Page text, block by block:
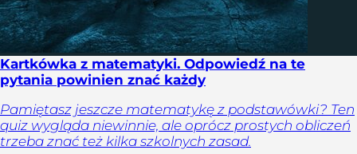
Kartkówka z matematyki. Odpowiedź na te
pytania powinien znać każdy
Pamiętasz jeszcze matematykę z podstawówki? Ten
quiz wygląda niewinnie, ale oprócz prostych obliczeń
trzeba znać też kilka szkolnych zasad.